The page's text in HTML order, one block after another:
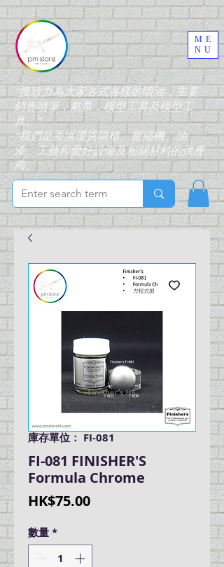
“搜致力為大家各式各樣的噴油，主要
銷售噴筆，氣泵，模型工具及模型工
具。”
“我們是香港優質噴槍、壓縮機、油
漆、工藝和愛好設備及相關材料的供應
商。”
ME
NU
庫存單位： FI-081
FI-081 FINISHER'S
Formula Chrome
HK$75.00價
數量*